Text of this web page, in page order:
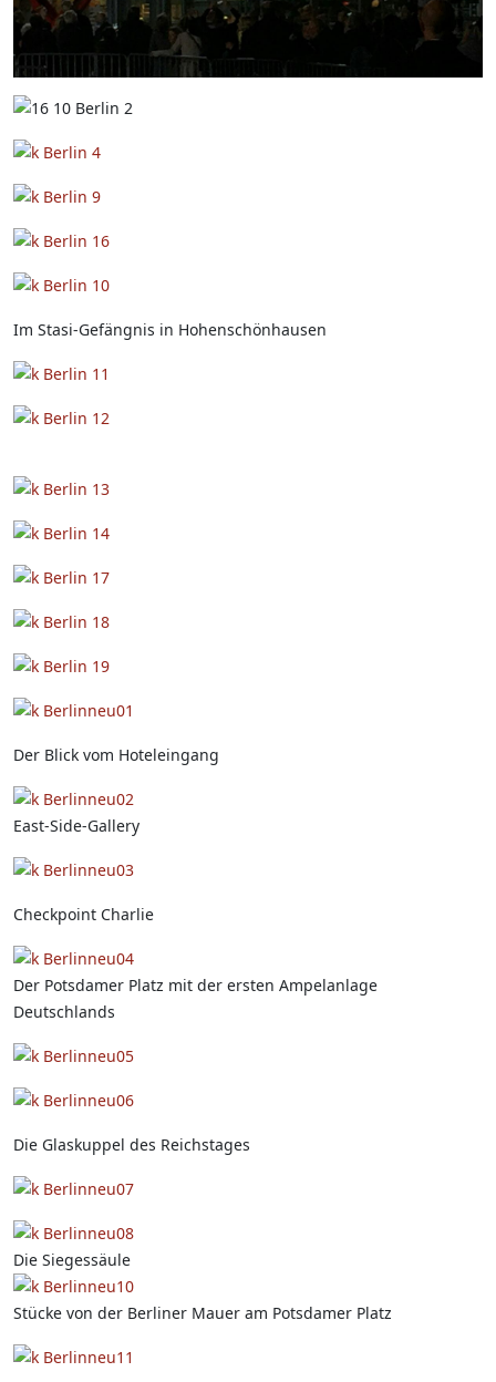
Im Stasi-Gefängnis in Hohenschönhausen
Der Blick vom Hoteleingang
East-Side-Gallery
Checkpoint Charlie
Der Potsdamer Platz mit der ersten Ampelanlage
Deutschlands
Die Glaskuppel des Reichstages
Die Siegessäule
Stücke von der Berliner Mauer am Potsdamer Platz